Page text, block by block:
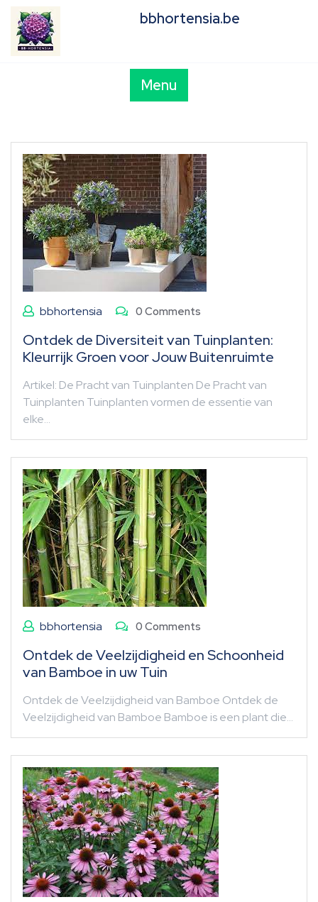
content
bbhortensia.be
Menu
bbhortensia 0 Comments
Ontdek de Diversiteit van Tuinplanten:
Kleurrijk Groen voor Jouw Buitenruimte
Artikel: De Pracht van Tuinplanten De Pracht van
Tuinplanten Tuinplanten vormen de essentie van
elke…
bbhortensia 0 Comments
Ontdek de Veelzijdigheid en Schoonheid
van Bamboe in uw Tuin
Ontdek de Veelzijdigheid van Bamboe Ontdek de
Veelzijdigheid van Bamboe Bamboe is een plant die…